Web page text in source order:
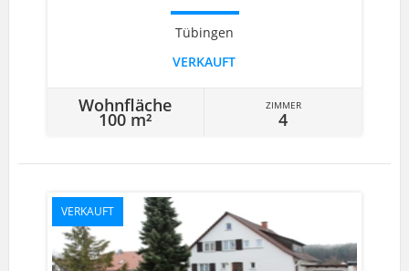
Tübingen
VERKAUFT
Wohnfläche
100 m²
ZIMMER
4
VERKAUFT